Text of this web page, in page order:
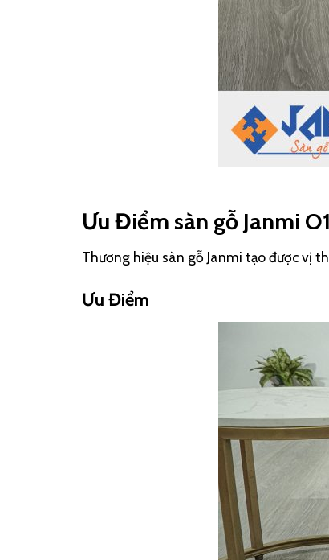
Ưu Điểm sàn gỗ Janmi
Thương hiệu sàn gỗ Janmi tạo được vị
Ưu Điểm